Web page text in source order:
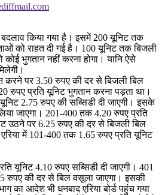
किया गया है। इसमें 200 यूनिट तक
को राहत दी गई है। 100 यूनिट तक बिजली
भुगतान नहीं करना होगा। यानि ऐसे
पर 3.50 रुपए की दर से बिजली बिल
रुपए प्रति यूनिट भुगतान करना पड़ता था।
2.75 रुपए की सब्सिडी दी जाएगी। इसके
जाएगा। 201-400 तक 4.20 रुपए प्रति
उठने पर 6.25 रुपए की दर से बिजली बिल
एरिया में 101-400 तक 1.65 रुपए प्रति यूनिट
यूनिट 4.10 रुपए सब्सिडी दी जाएगी। 401
रुपए की दर से बिल वसूला जाएगा। इसकी
का आदेश भी धनबाद एरिया बोर्ड पहुंच गया